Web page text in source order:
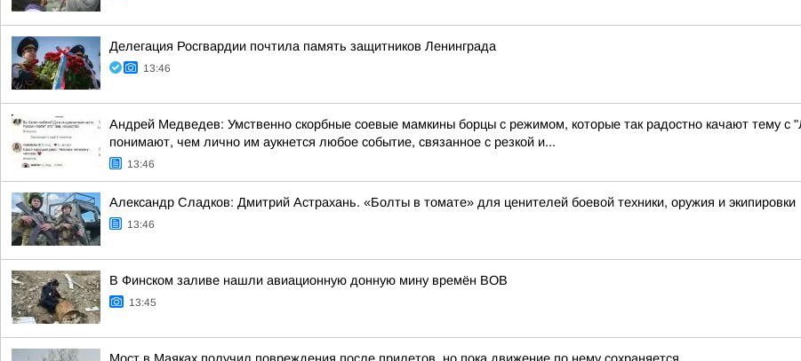
Делегация Росгвардии почтила память защитников Ленинграда
13:46
Андрей Медведев: Умственно скорбные соевые мамкины борцы с режимом, которые так радостно качают тему
понимают, чем лично им аукнется любое событие, связанное с резкой и...
13:46
Александр Сладков: Дмитрий Астрахань. «Болты в томате» для ценителей боевой техники, оружия и экипировки
13:46
В Финском заливе нашли авиационную донную мину времён ВОВ
13:45